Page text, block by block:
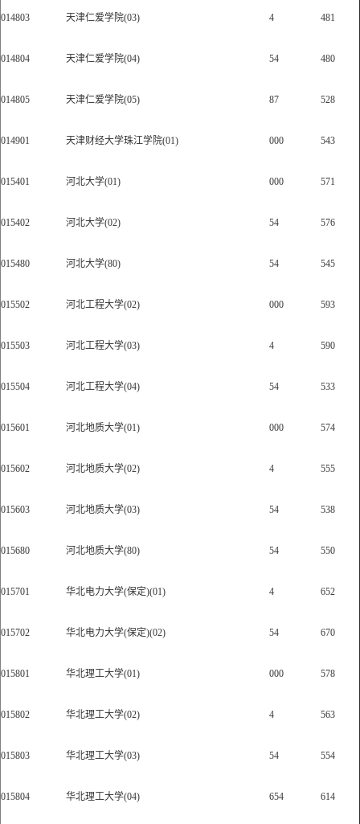
014803 天津仁爱学院(03) 4 481
014804 天津仁爱学院(04) 54 480
014805 天津仁爱学院(05) 87 528
014901 天津财经大学珠江学院(01) 000 543
015401 河北大学(01) 000 571
015402 河北大学(02) 54 576
015480 河北大学(80) 54 545
015502 河北工程大学(02) 000 593
015503 河北工程大学(03) 4 590
015504 河北工程大学(04) 54 533
015601 河北地质大学(01) 000 574
015602 河北地质大学(02) 4 555
015603 河北地质大学(03) 54 538
015680 河北地质大学(80) 54 550
015701 华北电力大学(保定)(01) 4 652
015702 华北电力大学(保定)(02) 54 670
015801 华北理工大学(01) 000 578
015802 华北理工大学(02) 4 563
015803 华北理工大学(03) 54 554
015804 华北理工大学(04) 654 614